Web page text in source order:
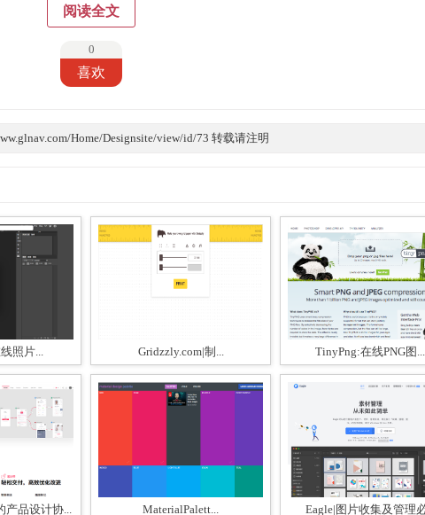
阅读全文
0
喜欢
Home/Designsite/view/id/73 转载请注明
照片... Gridzzly.com|制... TinyPng:在线PNG图...
品设计协... MaterialPalett... Eagle|图片收集及管理必